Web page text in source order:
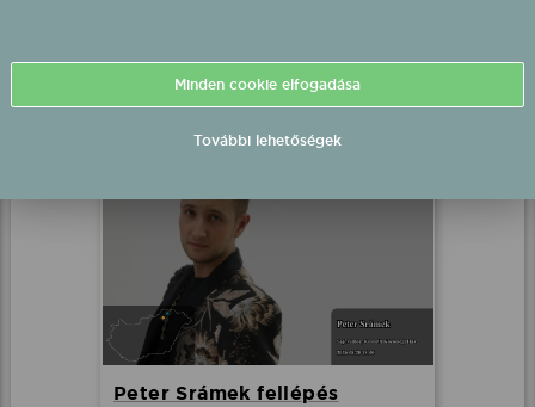
Részletek
Peter Srámek fellépés
Minden cookie elfogadása
További lehetőségek